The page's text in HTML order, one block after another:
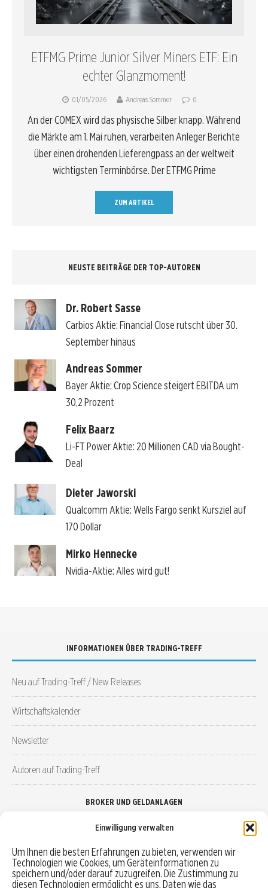
Einwilligung verwalten
Um Ihnen die besten Erfahrungen zu bieten, verwenden wir
Technologien wie Cookies, um Geräteinformationen zu
speichern und/oder darauf zuzugreifen. Die Zustimmung zu
diesen Technologien ermöglicht es uns, Daten wie das
ETFMG Prime Junior Silver Miners ETF: Ein
echter Glanzmoment!
01/05/2026 Andreas Sommer 0
An der COMEX wird das physische Silber knapp. Während
die Märkte am 1. Mai ruhen, verarbeiten Anleger Berichte
über einen drohenden Lieferengpass an der weltweit
wichtigsten Terminbörse. Der ETFMG Prime
ZUM ARTIKEL
NEUSTE BEITRÄGE DER TOP-AUTOREN
Dr. Robert Sasse
Carbios Aktie: Financial Close rutscht über 30.
September hinaus
Andreas Sommer
Bayer Aktie: Crop Science steigert EBITDA um
30,2 Prozent
Felix Baarz
Li-FT Power Aktie: 20 Millionen CAD via Bought-
Deal
Dieter Jaworski
Qualcomm Aktie: Wells Fargo senkt Kursziel auf
170 Dollar
Mirko Hennecke
Nvidia-Aktie: Alles wird gut!
INFORMATIONEN ÜBER TRADING-TREFF
Neu auf Trading-Treff / New Releases
Wirtschaftskalender
Newsletter
Autoren auf Trading-Treff
BROKER UND GELDANLAGEN
Robo-Advisor vergleichen